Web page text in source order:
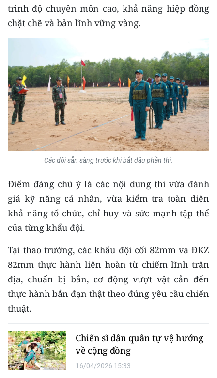
Video
Media Văn hóa
Media Xã hội
Media Pháp luật
Media Du lịch
Media Thế giới
Media Thể thao
Media Giáo dục
Media Y tế
Media Khoa học - Công nghệ
Media Môi trường
Ảnh
Infographic
TIN MỚI
TIN ĐỊA PHƯƠNG
trình độ chuyên môn cao, khả năng hiệp đồng
chặt chẽ và bản lĩnh vững vàng.
Các đội sẵn sàng trước khi bắt đầu phần thi.
Điểm đáng chú ý là các nội dung thi vừa đánh
giá kỹ năng cá nhân, vừa kiểm tra toàn diện
khả năng tổ chức, chỉ huy và sức mạnh tập thể
của từng khẩu đội.
Tại thao trường, các khẩu đội cối 82mm và ĐKZ
82mm thực hành liên hoàn từ chiếm lĩnh trận
địa, chuẩn bị bắn, cơ động vượt vật cản đến
thực hành bắn đạn thật theo đúng yêu cầu chiến
thuật.
Chiến sĩ dân quân tự vệ hướng
về cộng đồng
16/04/2026 15:33